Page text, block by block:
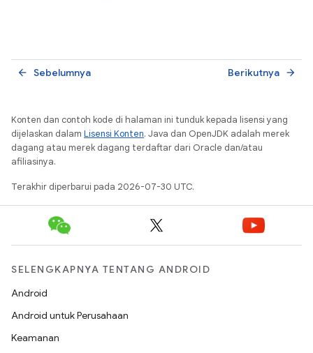
Sebelumnya
arrow_back Berikutnya arrow_forward
Konten dan contoh kode di halaman ini tunduk kepada lisensi yang
dijelaskan dalam Lisensi Konten. Java dan OpenJDK adalah merek
dagang atau merek dagang terdaftar dari Oracle dan/atau
afiliasinya.
Terakhir diperbarui pada 2026-07-30 UTC.
SELENGKAPNYA TENTANG ANDROID
Android
Android untuk Perusahaan
Keamanan